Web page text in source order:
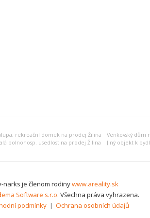
rekreační domek na prodej Žilina
Venkovský dům
polnohosp. usedlost na prodej Žilina
narks je členom rodinywww.areality.sk
Software s.r.o. Všechna práva vyhrazena.
podmínky | Ochrana osobních údajů